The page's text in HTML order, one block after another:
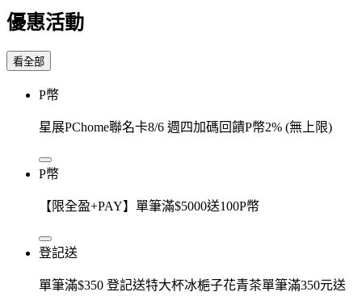
優惠活動
看全部
P幣
星展PChome聯名卡8/6 週四加碼回饋P幣2% (無上限)
P幣
【限全盈+PAY】單筆滿$5000送100P幣
登記送
單筆滿$350 登記送特大杯冰梔子花青茶單筆滿350元送